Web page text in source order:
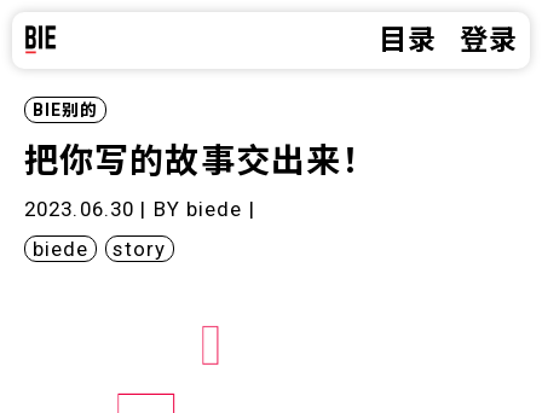
目录 登录
BIE别的
把你写的故事交出来！
2023.06.30 | BY biede |
biede
story